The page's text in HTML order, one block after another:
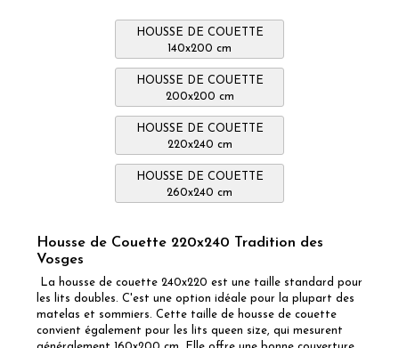
HOUSSE DE COUETTE
140x200 cm
HOUSSE DE COUETTE
200x200 cm
HOUSSE DE COUETTE
220x240 cm
HOUSSE DE COUETTE
260x240 cm
Housse de Couette 220x240 Tradition des
Vosges
La housse de couette 240x220 est une taille standard pour
les lits doubles. C'est une option idéale pour la plupart des
matelas et sommiers. Cette taille de housse de couette
convient également pour les lits queen size, qui mesurent